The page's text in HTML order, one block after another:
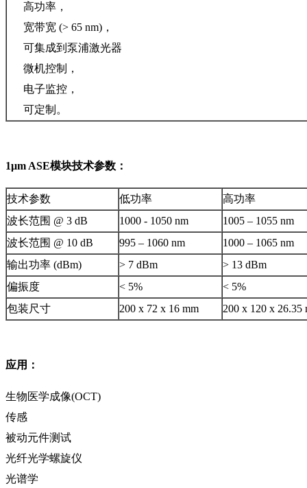
高功率，
宽带宽 (> 65 nm)，
可集成到泵浦激光器
微机控制，
电子监控，
可定制。
1μm ASE模块技术参数：
技术参数 低功率
高功率
波长范围 @ 3 dB
1000 - 1050 nm
1005 – 1055 nm
波长范围 @ 10 dB
995 – 1060 nm
1000 – 1065 nm
输出功率 (dBm)
> 7 dBm
> 13 dBm
偏振度
< 5%
< 5%
包装尺寸
200 x 72 x 16 mm 200 x 120 x 26.35
应用：
生物医学成像(OCT)
传感
被动元件测试
光纤光学螺旋仪
光谱学